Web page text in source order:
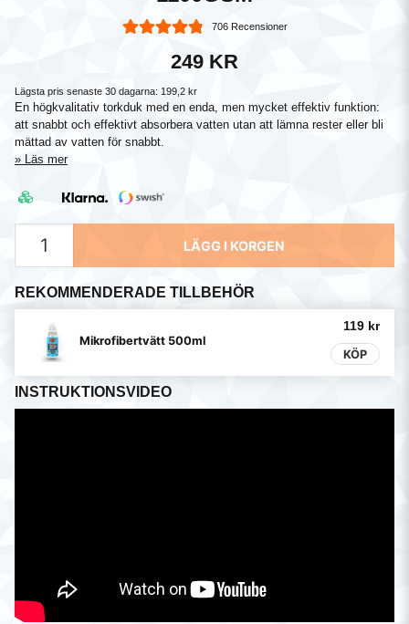
706 Recensioner
249 KR
Lägsta pris senaste 30 dagarna: 199,2 kr
En högkvalitativ torkduk med en enda, men mycket effektiv funktion:
att snabbt och effektivt absorbera vatten utan att lämna rester eller bli
mättad av vatten för snabbt.
Läs mer
LÄGG I KORGEN
REKOMMENDERADE TILLBEHÖR
Mikrofibertvätt 500ml
119 kr
KÖP
INSTRUKTIONSVIDEO